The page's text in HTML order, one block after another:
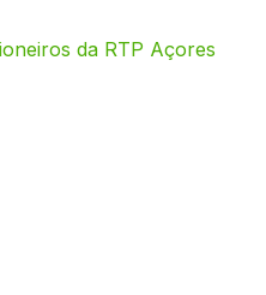
da RTP Açores